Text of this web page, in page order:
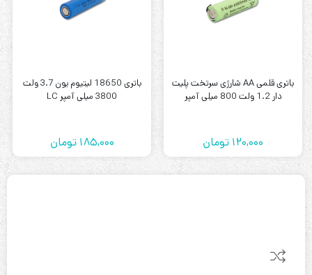
باتری قلمی AA شارژی سرتخت پلیت
دار 1.2 ولت 800 میلی آمپر
120,000 تومان
باتری 18650 لیتیوم یون 3.7 ولت
3800 میلی آمپر LC
185,000 تومان